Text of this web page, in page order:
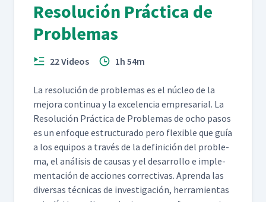
Resolución Práctica de
Problemas
22 Videos 1h 54m
La res­olu­ción de prob­le­mas es el núcleo de la
mejo­ra con­tin­ua y la exce­len­cia empre­sar­i­al. La
Res­olu­ción Prác­ti­ca de Prob­le­mas de ocho pasos
es un enfoque estruc­tura­do pero flex­i­ble que guía
a los equipos a través de la defini­ción del prob­le­
ma, el análi­sis de causas y el desar­rol­lo e imple­
mentación de acciones cor­rec­ti­vas. Apren­da las
diver­sas téc­ni­cas de inves­ti­gación, her­ramien­tas